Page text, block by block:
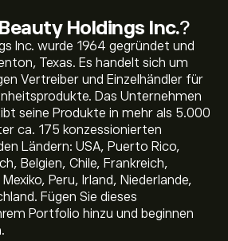
Holdings Inc.?
Inc. wurde 1964 gegründet und
Texas. Es handelt sich um
Vertreiber und Einzelhändler für
Das Unternehmen
seine Produkte in mehr als 5.000
ca. 175 konzessionierten
Ländern: USA, Puerto Rico,
Belgien, Chile, Frankreich,
Peru, Irland, Niederlande,
Fügen Sie dieses
Portfolio hinzu und beginnen
liegt bei 16.83‎$‎.